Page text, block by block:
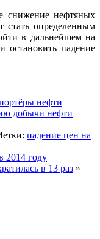
снижение нефтяных
стать определенным
в дальнейшем на
остановить падение
нефти
добычи нефти
падение цен на
2014 году
в 13 раз »